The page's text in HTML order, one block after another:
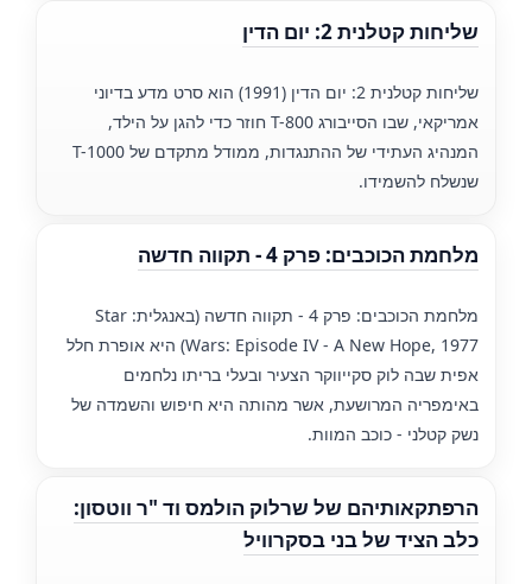
שליחות קטלנית 2: יום הדין
שליחות קטלנית 2: יום הדין (1991) הוא סרט מדע בדיוני
אמריקאי, שבו הסייבורג T-800 חוזר כדי להגן על הילד,
המנהיג העתידי של ההתנגדות, ממודל מתקדם של T-1000
שנשלח להשמידו.
מלחמת הכוכבים: פרק 4 - תקווה חדשה
מלחמת הכוכבים: פרק 4 - תקווה חדשה (באנגלית: Star
Wars: Episode IV - A New Hope, 1977) היא אופרת חלל
אפית שבה לוק סקייווקר הצעיר ובעלי בריתו נלחמים
באימפריה המרושעת, אשר מהותה היא חיפוש והשמדה של
נשק קטלני - כוכב המוות.
הרפתקאותיהם של שרלוק הולמס וד "ר ווטסון:
כלב הציד של בני בסקרוויל